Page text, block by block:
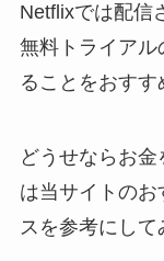
Netflixでは配信
無料トライアル
ることをおすす
どうせならお
は当サイトの
スを参考にして